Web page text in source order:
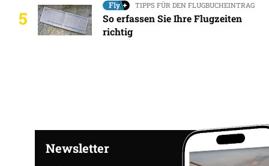
5
TIPPS FÜR DEN FLUGBUCHEINTRAG
So erfassen Sie Ihre Flugzeiten
richtig
Newsletter